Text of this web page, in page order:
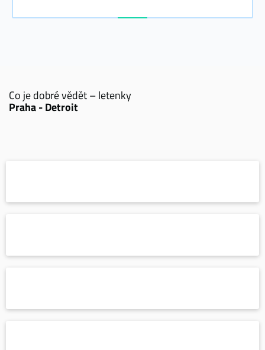
Co je dobré vědět – letenky
Praha - Detroit